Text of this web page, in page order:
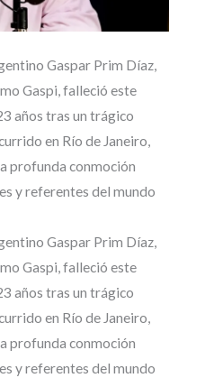
Gaspar Prim Díaz,
Gaspi, falleció este
años tras un trágico
en Río de Janeiro,
profunda conmoción
y referentes del mundo
Gaspar Prim Díaz,
Gaspi, falleció este
años tras un trágico
en Río de Janeiro,
profunda conmoción
y referentes del mundo